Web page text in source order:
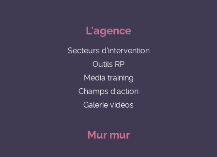
L'agence
Secteurs d'intervention
Outils RP
Média training
Champs d'action
Galerie vidéos
Mur mur